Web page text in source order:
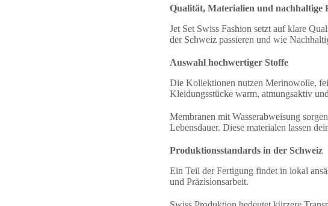
Qualität, Materialien und nachhaltige
Jet Set Swiss Fashion setzt auf klare
der Schweiz passieren und wie
Auswahl hochwertiger Stoffe
Die Kollektionen nutzen Merinowolle,
Kleidungsstücke warm, atmungsaktiv
Membranen mit Wasserabweisung
Lebensdauer. Diese materialen lassen
Produktionsstandards in der Schweiz
Ein Teil der Fertigung findet in lokal
und Präzisionsarbeit.